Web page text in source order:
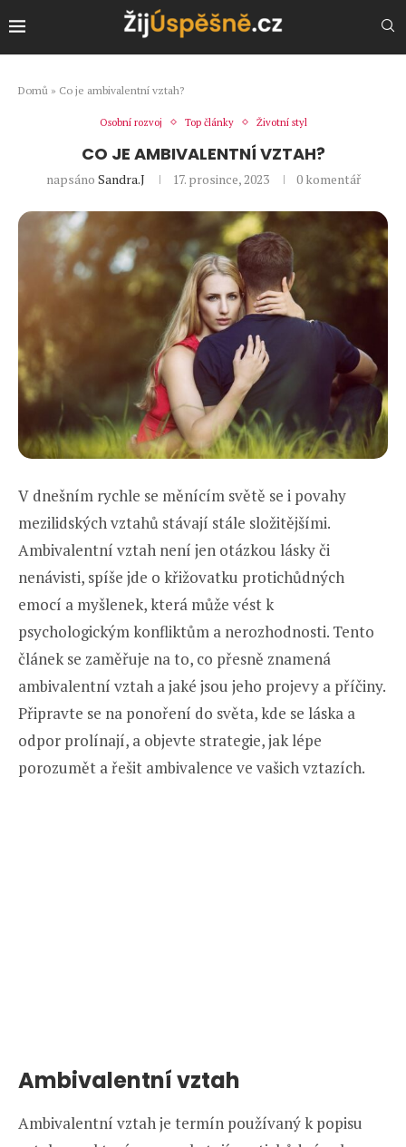
Domů » Co je ambivalentní vztah?
Osobní rozvoj Top články Životní styl
CO JE AMBIVALENTNÍ VZTAH?
napsáno Sandra.J 17. prosince, 2023 0 komentář
V dnešním rychle se měnícím světě se i povahy
mezilidských vztahů stávají stále složitějšími.
Ambivalentní vztah není jen otázkou lásky či
nenávisti, spíše jde o křižovatku protichůdných
emocí a myšlenek, která může vést k
psychologickým konfliktům a nerozhodnosti. Tento
článek se zaměřuje na to, co přesně znamená
ambivalentní vztah a jaké jsou jeho projevy a příčiny.
Připravte se na ponoření do světa, kde se láska a
odpor prolínají, a objevte strategie, jak lépe
porozumět a řešit ambivalence ve vašich vztazích.
Ambivalentní vztah
Ambivalentní vztah je termín používaný k popisu